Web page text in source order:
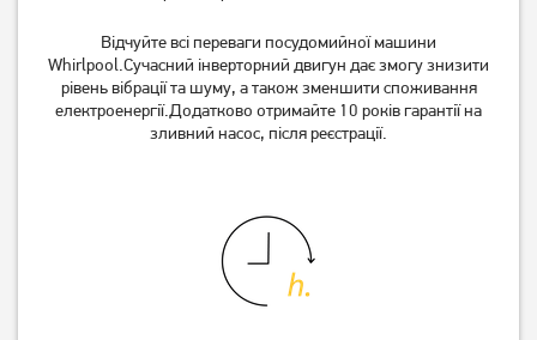
Відчуйте всі переваги посудомийної машини
Whirlpool.Сучасний інверторний двигун дає змогу знизити
рівень вібрації та шуму, а також зменшити споживання
електроенергії.Додатково отримайте 10 років гарантії на
зливний насос, після реєстрації.